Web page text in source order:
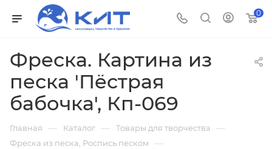
0
Фреска. Картина из
песка 'Пёстрая
бабочка', Кп-069
Главная — Каталог — Товары для творчества —
Фреска из песка, Роспись песком —